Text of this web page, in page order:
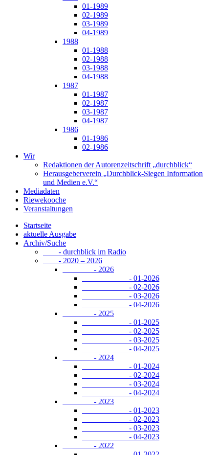
01-1989
02-1989
03-1989
04-1989
1988
01-1988
02-1988
03-1988
04-1988
1987
01-1987
02-1987
03-1987
04-1987
1986
01-1986
02-1986
Wir
Redaktionen der Autorenzeitschrift „durchblick“
Herausgeberverein „Durchblick-Siegen Information
und Medien e.V.“
Mediadaten
Riewekooche
Veranstaltungen
Startseite
aktuelle Ausgabe
Archiv/Suche
- durchblick im Radio
- 2020 – 2026
- 2026
- 01-2026
- 02-2026
- 03-2026
- 04-2026
- 2025
- 01-2025
- 02-2025
- 03-2025
- 04-2025
- 2024
- 01-2024
- 02-2024
- 03-2024
- 04-2024
- 2023
- 01-2023
- 02-2023
- 03-2023
- 04-2023
- 2022